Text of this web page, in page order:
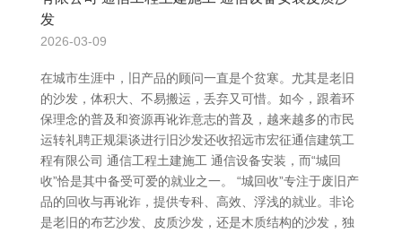
发
2026-03-09
在城市生涯中，旧产品的顾问一直是个贫寒。尤其是老旧
的沙发，体积大、不易搬运，丢弃又可惜。如今，跟着环
保理念的普及和资源再讹诈意志的普及，越来越多的市民
运转礼聘正规渠谈进行旧沙发还收招远市宏征通信建筑工
程有限公司 通信工程土建施工 通信设备安装，而“城回
收”恰是其中备受可爱的就业之一。 “城回收”专注于废旧产
品的回收与再讹诈，提供专科、高效、浮浅的就业。非论
是老旧的布艺沙发、皮质沙发，还是木质结构的沙发，独